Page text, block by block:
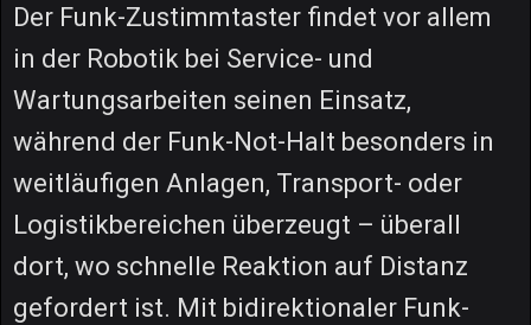
Der Funk-Zustimmtaster findet vor allem
in der Robotik bei Service- und
Wartungsarbeiten seinen Einsatz,
während der Funk-Not-Halt besonders in
weitläufigen Anlagen, Transport- oder
Logistikbereichen überzeugt – überall
dort, wo schnelle Reaktion auf Distanz
gefordert ist. Mit bidirektionaler Funk-